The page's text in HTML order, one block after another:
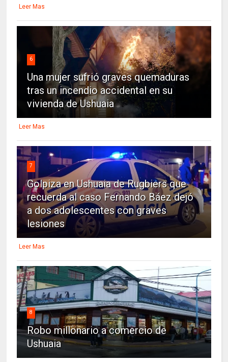
Leer Mas
6
Una mujer sufrió graves quemaduras
tras un incendio accidental en su
vivienda de Ushuaia
Leer Mas
7
Golpiza en Ushuaia de Rugbiers que
recuerda al caso Fernando Báez dejó
a dos adolescentes con graves
lesiones
Leer Mas
8
Robo millonario a comercio de
Ushuaia